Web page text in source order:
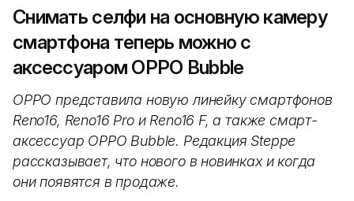
Снимать селфи на основную камеру
смартфона теперь можно с
аксессуаром OPPO Bubble
OPPO представила новую линейку смартфонов
Reno16, Reno16 Pro и Reno16 F, а также смарт-
аксессуар OPPO Bubble. Редакция Steppe
рассказывает, что нового в новинках и когда
они появятся в продаже.